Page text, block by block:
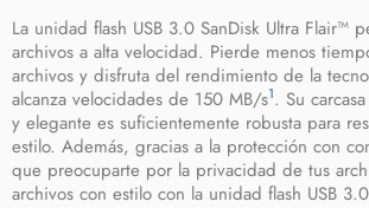
La unidad flash USB 3.0 SanDisk Ultra Flair™
archivos a alta velocidad. Pierde menos
archivos y disfruta del rendimiento de la
alcanza velocidades de 150 MB/s1. Su
y elegante es suficientemente robusta para
estilo. Además, gracias a la protección con
que preocuparte por la privacidad de tus
archivos con estilo con la unidad flash USB